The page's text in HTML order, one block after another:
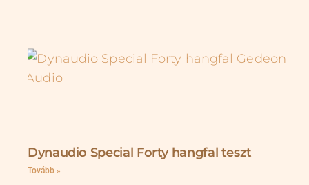
Dynaudio Special Forty hangfal teszt
Tovább »